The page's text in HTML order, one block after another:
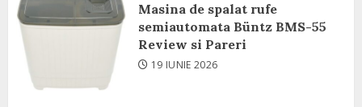
Masina de spalat rufe
semiautomata Büntz BMS-55
Review si Pareri
19 IUNIE 2026